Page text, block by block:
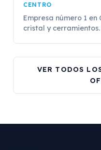
CENTRO
Empresa número 1
cristal y cerramientos.
VER TODOS